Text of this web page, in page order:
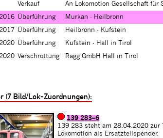
Verkauf
An Lokomotion Gesellschaft für
Überführung
Murkan - Heilbronn
Überführung
Heilbronn - Kufstein
Überführung
Kufstein - Hall in Tirol
Verschrottung Ragg GmbH Hall in Tirol
(7 Bild/Lok-Zuordnungen):
139 283–6
139 283 steht am 28.04.2020 zur
Lokomotion als Ersatzteilspender.